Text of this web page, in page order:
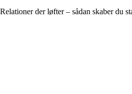
Relationer der løfter – sådan skaber du